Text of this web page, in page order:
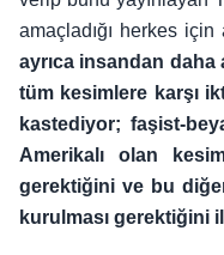
amaçladığı herkes için
ayrıca insandan
tüm kesimlere karşı
kastediyor; faşist-
Amerikalı olan
gerektiğini ve bu
kurulması gerektiğini